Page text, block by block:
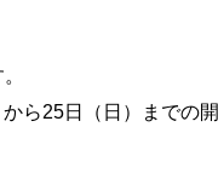
ら25日（日）までの開